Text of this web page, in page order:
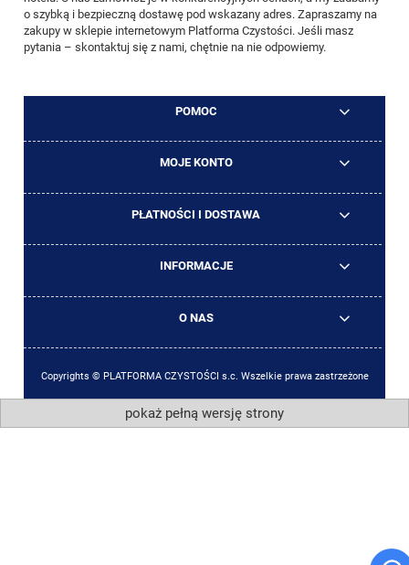
o szybką i bezpieczną dostawę pod wskazany adres. Zapraszamy na
zakupy w sklepie internetowym Platforma Czystości. Jeśli masz
pytania – skontaktuj się z nami, chętnie na nie odpowiemy.
POMOC
MOJE KONTO
PŁATNOŚCI I DOSTAWA
INFORMACJE
O NAS
Copyrights © PLATFORMA CZYSTOŚCI s.c. Wszelkie prawa zastrzeżone
pokaż pełną wersję strony